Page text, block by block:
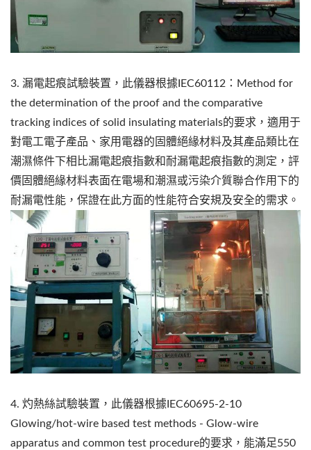
3. 漏電起痕試驗裝置，此儀器根據IEC60112：Method for
the determination of the proof and the comparative
tracking indices of solid insulating materials的要求，適用于
對電工電子產品、家用電器的固體絕緣材料及其產品類比在
潮濕條件下相比漏電起痕指數和耐漏電起痕指數的測定，評
價固體絕緣材料表面在電場和潮濕或污染介質聯合作用下的
耐漏電性能，保證在此方面的性能符合安規及安全的需求。
4. 灼熱絲試驗裝置，此儀器根據IEC60695-2-10
Glowing/hot-wire based test methods - Glow-wire
apparatus and common test procedure的要求，能滿足550